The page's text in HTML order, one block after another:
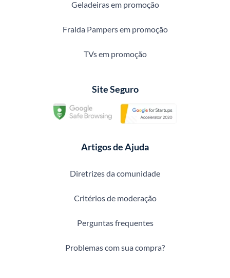
Geladeiras em promoção
Fralda Pampers em promoção
TVs em promoção
Site Seguro
Artigos de Ajuda
Diretrizes da comunidade
Critérios de moderação
Perguntas frequentes
Problemas com sua compra?